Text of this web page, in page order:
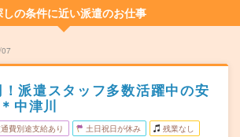
しの条件に近い派遣のお仕事
派遣スタッフ多数活躍中の安
中津川
費別途支給あり 土日祝日が休み 残業なし